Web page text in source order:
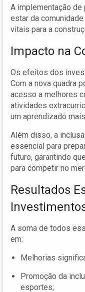
A implementação
estar da
vitais para a
Impacto na
Os efeitos dos
Com a nova quadra
acesso a melhores
atividades
um aprendizado
Além disso, a
essencial para
futuro, garantindo
para competir no
Resultados
A soma de todos
em:
Melhorias
Promoção da
esportes;